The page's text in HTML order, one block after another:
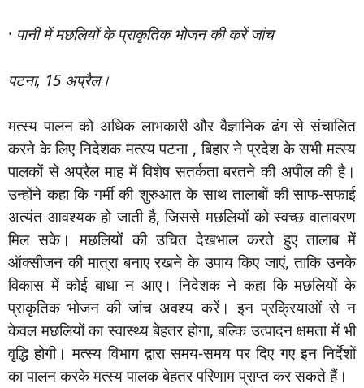
· पानी में मछलियों के प्राकृतिक भोजन की करें जांच
पटना, 15 अप्रैल।
मत्स्य पालन को अधिक लाभकारी और वैज्ञानिक ढंग से संचालित
करने के लिए निदेशक मत्स्य पटना , बिहार ने प्रदेश के सभी मत्स्य
पालकों से अप्रैल माह में विशेष सतर्कता बरतने की अपील की है।
उन्होंने कहा कि गर्मी की शुरुआत के साथ तालाबों की साफ-सफाई
अत्यंत आवश्यक हो जाती है, जिससे मछलियों को स्वच्छ वातावरण
मिल सके। मछलियों की उचित देखभाल करते हुए तालाब में
ऑक्सीजन की मात्रा बनाए रखने के उपाय किए जाएं, ताकि उनके
विकास में कोई बाधा न आए। निदेशक ने कहा कि मछलियों के
प्राकृतिक भोजन की जांच अवश्य करें। इन प्रक्रियाओं से न
केवल मछलियों का स्वास्थ्य बेहतर होगा, बल्कि उत्पादन क्षमता में भी
वृद्धि होगी। मत्स्य विभाग द्वारा समय-समय पर दिए गए इन निर्देशों
का पालन करके मत्स्य पालक बेहतर परिणाम प्राप्त कर सकते हैं।